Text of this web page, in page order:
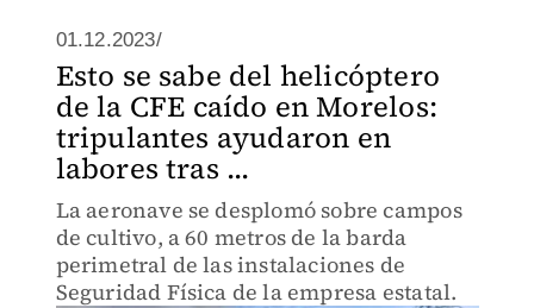
01.12.2023/
Esto se sabe del helicóptero
de la CFE caído en Morelos:
tripulantes ayudaron en
labores tras ...
La aeronave se desplomó sobre campos
de cultivo, a 60 metros de la barda
perimetral de las instalaciones de
Seguridad Física de la empresa estatal.